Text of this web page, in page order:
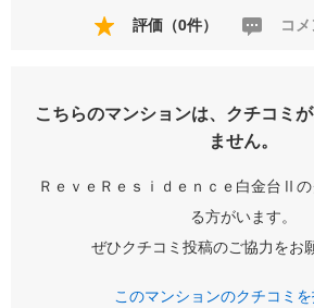
評価（0件） コ
こちらのマンションは、クチコミ
ません。
ＲｅｖｅＲｅｓｉｄｅｎｃｅ白金台Ⅱ
る方がいます。
ぜひクチコミ投稿のご協力をお
このマンションのクチコミ